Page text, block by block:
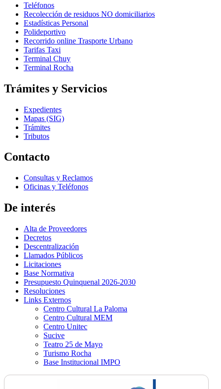
Teléfonos
Recolección de residuos NO domiciliarios
Estadísticas Personal
Polideportivo
Recorrido online Trasporte Urbano
Tarifas Taxi
Terminal Chuy
Terminal Rocha
Trámites y Servicios
Expedientes
Mapas (SIG)
Trámites
Tributos
Contacto
Consultas y Reclamos
Oficinas y Teléfonos
De interés
Alta de Proveedores
Decretos
Descentralización
Llamados Públicos
Licitaciones
Base Normativa
Presupuesto Quinquenal 2026-2030
Resoluciones
Links Externos
Centro Cultural La Paloma
Centro Cultural MEM
Centro Unitec
Sucive
Teatro 25 de Mayo
Turismo Rocha
Base Institucional IMPO